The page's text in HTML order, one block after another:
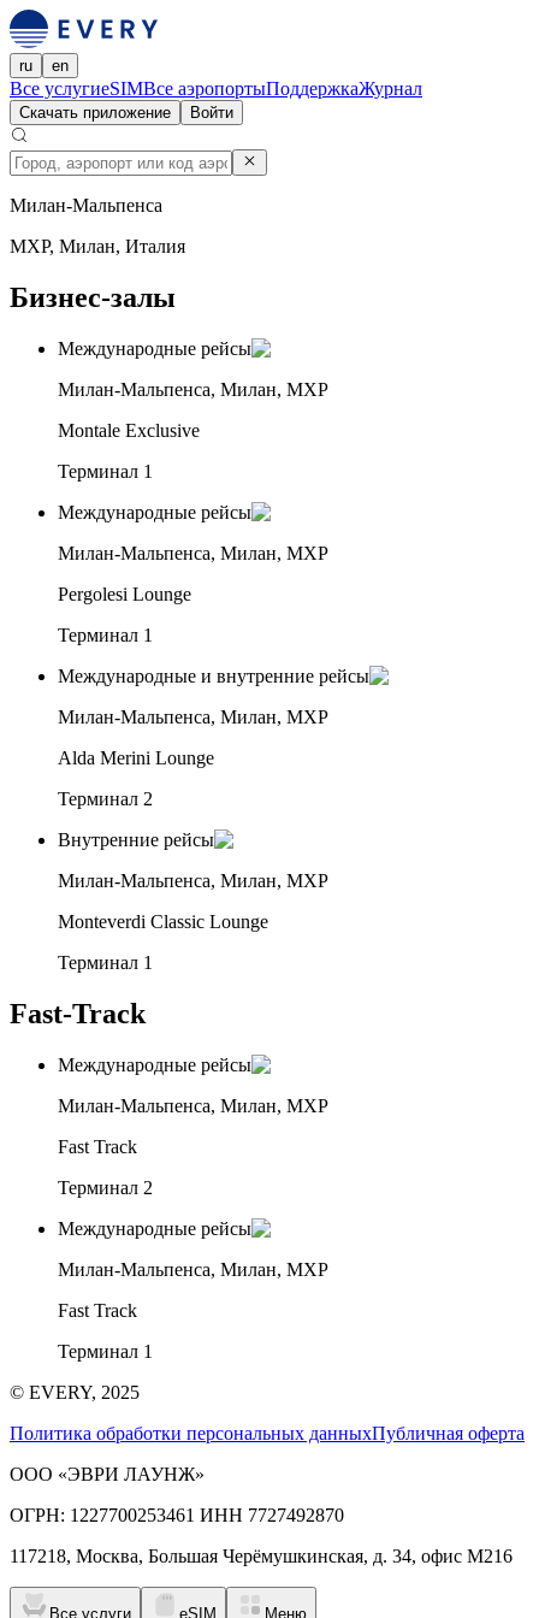
ru en
Все услугиeSIMВсе аэропортыПоддержкаЖурнал
Скачать приложение Войти
Милан-Мальпенса
MXP, Милан, Италия
Бизнес-залы
Международные рейсы
Милан-Мальпенса, Милан, MXP
Montale Exclusive
Терминал 1
Международные рейсы
Милан-Мальпенса, Милан, MXP
Pergolesi Lounge
Терминал 1
Международные и внутренние рейсы
Милан-Мальпенса, Милан, MXP
Alda Merini Lounge
Терминал 2
Внутренние рейсы
Милан-Мальпенса, Милан, MXP
Monteverdi Classic Lounge
Терминал 1
Fast-Track
Международные рейсы
Милан-Мальпенса, Милан, MXP
Fast Track
Терминал 2
Международные рейсы
Милан-Мальпенса, Милан, MXP
Fast Track
Терминал 1
© EVERY, 2025
Политика обработки персональных данныхПубличная оферта
ООО «ЭВРИ ЛАУНЖ»
ОГРН: 1227700253461 ИНН 7727492870
117218, Москва, Большая Черёмушкинская, д. 34, офис М216
Все услуги eSIM Меню